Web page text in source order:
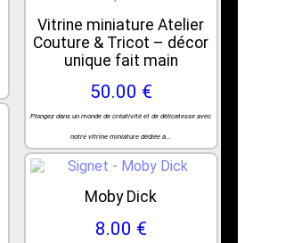
Vitrine miniature Atelier
Couture & Tricot – décor
unique fait main
50.00 €
Plongez dans un monde de créativité et de délicatesse avec
notre vitrine miniature dédiée à...
Moby Dick
8.00 €